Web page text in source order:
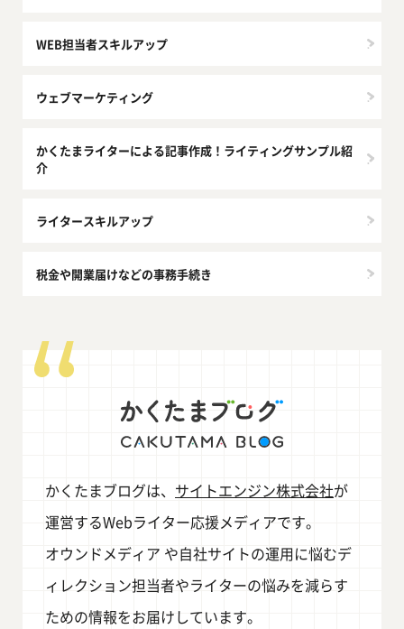
WEB担当者スキルアップ
ウェブマーケティング
かくたまライターによる記事作成！ライティングサンプル紹
介
ライタースキルアップ
税金や開業届けなどの事務手続き
かくたまブログは、 サイトエンジン株式会社が
運営するWebライター応援メディアです。
オウンドメディア や自社サイトの運用に悩むデ
ィレクション担当者やライターの悩みを減らす
ための情報をお届けしています。